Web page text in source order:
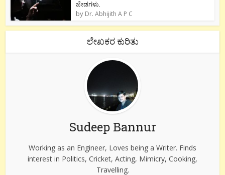
ಜೇಡಗಳು.
by Dr. Abhijith A P C
ಲೇಖಕರ ಕುರಿತು
Sudeep Bannur
Working as an Engineer, Loves being a Writer. Finds
interest in Politics, Cricket, Acting, Mimicry, Cooking,
Travelling.